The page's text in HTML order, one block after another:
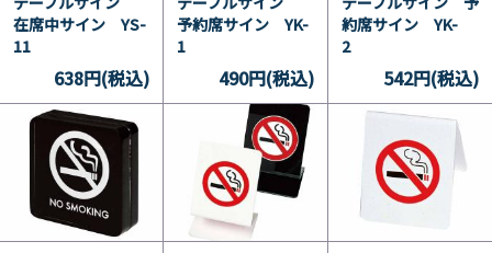
在席中サイン YS-
11
638円(税込)
予約席サイン YK-
1
490円(税込)
約席サイン YK-
2
542円(税込)